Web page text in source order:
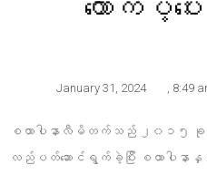
ထောက်ပံ့ပ
January 31, 2024 8:49
စထာပါနာလီမိတက်သည် ၂၀၁၅
လည်ပတ်ဆောင်ရွက်ခဲ့ပြီး စထာပါနာနှ